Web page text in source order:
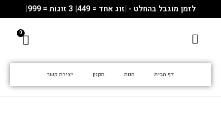
לזמן מוגבל בהחלט - |זוג אחד = 449| 3 זוגות = 999|
דף הבית חנות תקנון יצירת קשר